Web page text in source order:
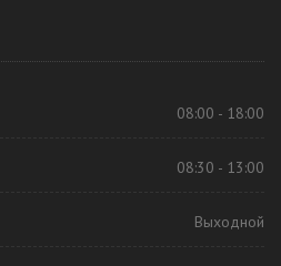
08:00 - 18:00
08:30 - 13:00
Выходной